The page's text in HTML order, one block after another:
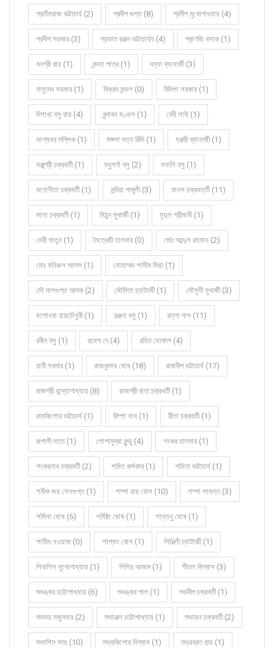
প্রতীমরাজ ভট্টাচার্য (2) প্রদীপ গুপ্ত (8) প্রদীপ মুখোপাধ্যায় (4)
প্রদীপ সরকার (3) প্রভাত রঞ্জন ভট্টাচার্য্য (4) প্রাণজি বসাক (1)
বনশ্রী রায় (1) বন্দনা পাত্র (1) বন্যা ব্যানার্জী (3)
বাসুদেব সরকার (1) বিক্রম মন্ডল (0) বিদিশা সরকার (1)
বিশাখা বসু রায় (4) বৃন্দাবন মণ্ডল (1) বেবী সাউ (1)
ভাগ্যধর মল্লিক (1) মঙ্গলা দত্ত রিমি (1) মঞ্জরী ব্যানার্জী (1)
মঞ্জুশ্রী চক্রবর্তী (1) মধুপর্ণা বসু (2) মনালি বসু (1)
মনোনীতা চক্রবর্তী (1) মন্দিরা গাঙ্গুলী (3) মানস চক্রবর্ত্তী (11)
মালা চক্রবর্তী (1) মিঠুন মুখার্জী (1) মৃদুল শ্রীমানী (1)
মেরী খাতুন (1) মৈত্রেয়ী হালদার (0) মোঃ আব্দুল রহমান (2)
মোঃ মনিরুল আলম (1) মোহাম্মদ শামীম মিয়া (1)
মৌ দাশগুপ্ত আদক (2) মৌমিতা চ্যাটার্জী (1) মৌসুমী মুখার্জী (3)
যশোধরা রায়চৌধুরী (1) রঞ্জনা বসু (1) রত্না দাস (11)
রবীন বসু (1) রমেশ দে (4) রহিত ঘোষাল (4)
রাখী সরদার (1) রাজকুমার ঘোষ (18) রাজদীপ ভট্টাচার্য (17)
রাজশ্রী বন্দ্যোপাধ্যায় (8) রাজশ্রী রাহা চক্রবর্তী (1)
রামকিশোর ভট্টাচার্য (1) রিম্পা নাথ (1) রীতা চক্রবর্তী (1)
রূপালী দত্ত (1) লোপামুদ্রা কুন্ডু (4) শংকর হালদার (1)
শংকরনাথ চক্রবর্তী (2) শমিত কর্মকার (1) শমিতা ভট্টাচার্য (1)
শমীক জয় সেনগুপ্ত (1) শম্পা রায় বোস (10) শম্পা সামন্ত (3)
শর্মিলা ঘোষ (6) শর্মিষ্ঠা ঘোষ (1) শান্তনু ঘোষ (1)
শামীম নওয়াজ (0) শাশ্বত বোস (1) শিঞ্জিনী চ্যাটার্জী (1)
শিবাশিস মুখোপাধ্যায় (1) শিশির আজম (1) শীতল বিশ্বাস (3)
শুভঙ্কর চট্টোপাধ্যায় (6) শুভঙ্কর পাল (1) শুভদীপ চক্রবর্তী (1)
শুভময় মজুমদার (2) শুভাঞ্জন চট্টোপাধ্যায় (1) শুভায়ন চক্রবর্তী (2)
শুভাশিস সাহু (10) শুভ্রকিশোর বিশ্বাস (1) শুভ্রব্রত রায় (1)